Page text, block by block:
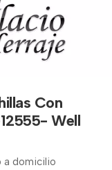
Con
Well
a domicilio